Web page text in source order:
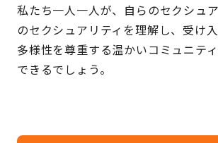
私たち一人一人が、自らのセクシュ
のセクシュアリティを理解し、受け入
多様性を尊重する温かいコミュニテ
できるでしょう。